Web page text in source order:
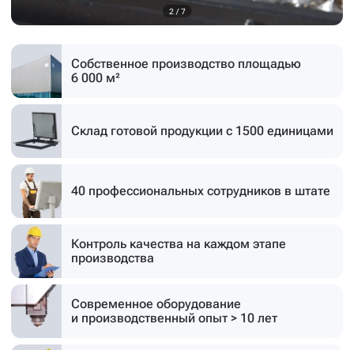
3 / 7
Собственное производство площадью
6 000 м²
Склад готовой продукции с 1500 единицами
40 профессиональных сотрудников в штате
Контроль качества на каждом этапе
производства
Современное оборудование
и производственный опыт > 10 лет